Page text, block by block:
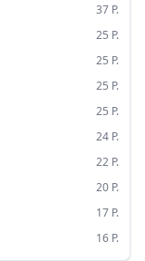
37 P.
25 P.
25 P.
25 P.
25 P.
24 P.
22 P.
20 P.
17 P.
16 P.